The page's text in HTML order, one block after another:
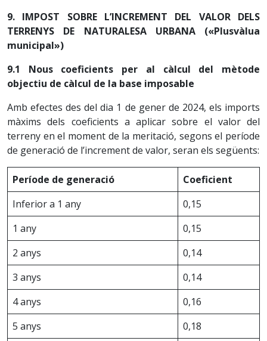
9. IMPOST SOBRE L’INCREMENT DEL VALOR DELS
TERRENYS DE NATURALESA URBANA («Plusvàlua
municipal»)
9.1 Nous coeficients per al càlcul del mètode
objectiu de càlcul de la base imposable
Amb efectes des del dia 1 de gener de 2024, els imports
màxims dels coeficients a aplicar sobre el valor del
terreny en el moment de la meritació, segons el període
de generació de l’increment de valor, seran els següents:
Període de generació
Coeficient
Inferior a 1 any
0,15
1 any
0,15
2 anys
0,14
3 anys
0,14
4 anys
0,16
5 anys
0,18